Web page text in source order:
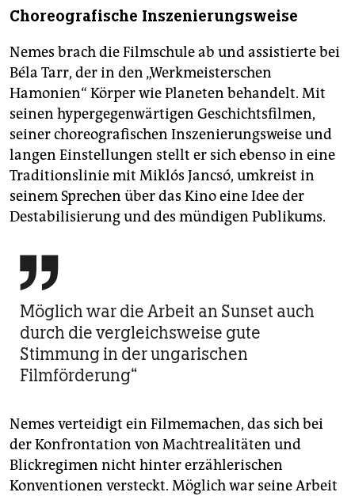
Choreografische Inszenierungsweise
Nemes brach die Filmschule ab und assistierte bei
Béla Tarr, der in den „Werkmeisterschen
Hamonien“ Körper wie Planeten behandelt. Mit
seinen hypergegenwärtigen Geschichtsfilmen,
seiner choreografischen Inszenierungsweise und
langen Einstellungen stellt er sich ebenso in eine
Traditionslinie mit Miklós Jancsó, umkreist in
seinem Sprechen über das Kino eine Idee der
Destabilisierung und des mündigen Publikums.

Möglich war die Arbeit an Sunset auch
durch die vergleichsweise gute
Stimmung in der ungarischen
Filmförderung“
Nemes verteidigt ein Filmemachen, das sich bei
der Konfrontation von Machtrealitäten und
Blickregimen nicht hinter erzählerischen
Konventionen versteckt. Möglich war seine Arbeit